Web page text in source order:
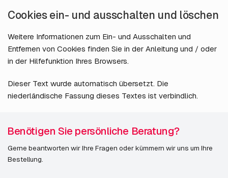
Cookies ein- und ausschalten und löschen
Weitere Informationen zum Ein- und Ausschalten und
Entfernen von Cookies finden Sie in der Anleitung und / oder
in der Hilfefunktion Ihres Browsers.
Dieser Text wurde automatisch übersetzt. Die
niederländische Fassung dieses Textes ist verbindlich.
Benötigen Sie persönliche Beratung?
Gerne beantworten wir Ihre Fragen oder kümmern wir uns um Ihre
Bestellung.